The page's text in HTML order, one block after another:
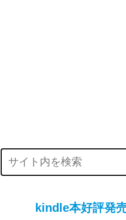
kindle本好評発